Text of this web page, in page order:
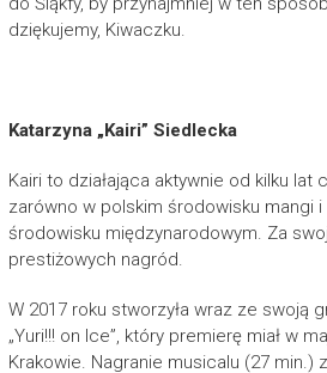
dziękujemy, Kiwaczku.
Katarzyna „Kairi” Siedlecka
Kairi to działająca aktywnie od kilku lat
zarówno w polskim środowisku mangi i
środowisku międzynarodowym. Za
prestiżowych nagród.
W 2017 roku stworzyła wraz ze swoją
„Yuri!!! on Ice”, który premierę miał w
Krakowie. Nagranie musicalu (27 min.)